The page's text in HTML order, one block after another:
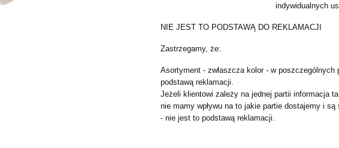
indywidualnych
NIE JEST TO PODSTAWĄ DO REKLAMACJI
Zastrzegamy, że:
Asortyment - zwłaszcza kolor - w
podstawą reklamacji.
Jeżeli klientowi zależy na jednej partii informacja
nie mamy wpływu na to jakie partie dostajemy i
- nie jest to podstawą reklamacji.